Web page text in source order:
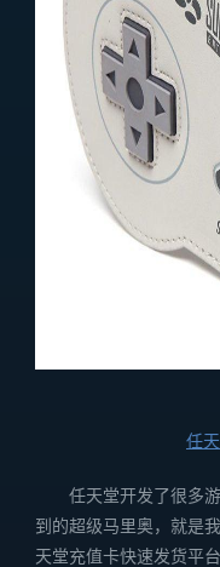
任
任天堂开发了很多游
到的超级马里奥，就是
天堂充值卡快速发货平